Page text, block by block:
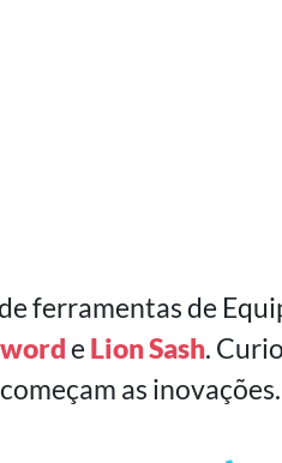
ferramentas de
e Lion Sash.
as inovações.